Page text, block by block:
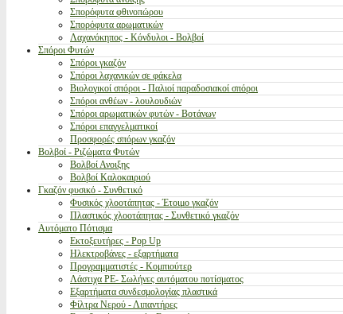
Σπορόφυτα φθινοπώρου
Σπορόφυτα αρωματικών
Λαχανόκηπος - Κόνδυλοι - Βολβοί
Σπόροι Φυτών
Σπόροι γκαζόν
Σπόροι λαχανικών σε φάκελα
Βιολογικοί σπόροι - Παλιοί παραδοσιακοί σπόροι
Σπόροι ανθέων - λουλουδιών
Σπόροι αρωματικών φυτών - Βοτάνων
Σπόροι επαγγελματικοί
Προσφορές σπόρων γκαζόν
Βολβοί - Ριζώματα Φυτών
Βολβοί Ανοιξης
Βολβοί Καλοκαιριού
Γκαζόν φυσικό - Συνθετικό
Φυσικός χλοοτάπητας - Έτοιμο γκαζόν
Πλαστικός χλοοτάπητας - Συνθετικό γκαζόν
Αυτόματο Πότισμα
Εκτοξευτήρες - Pop Up
Ηλεκτροβάνες - εξαρτήματα
Προγραμματιστές - Κομπιούτερ
Λάστιχα PE- Σωλήνες αυτόματου ποτίσματος
Εξαρτήματα συνδεσμολογίας πλαστικά
Φίλτρα Νερού - Λιπαντήρες